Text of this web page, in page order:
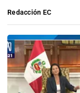
Redacción EC